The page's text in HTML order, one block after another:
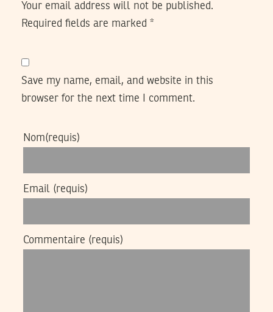
Your email address will not be published.
Required fields are marked *
Save my name, email, and website in this
browser for the next time I comment.
Nom(requis)
Email (requis)
Commentaire (requis)